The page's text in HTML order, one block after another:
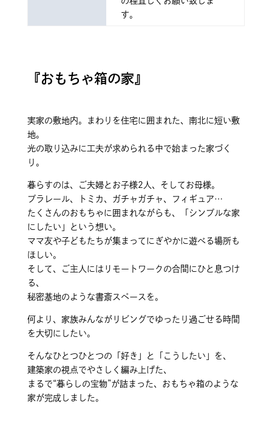
す。
『おもちゃ箱の家』
実家の敷地内。まわりを住宅に囲まれた、南北に短い敷
地。
光の取り込みに工夫が求められる中で始まった家づく
り。
暮らすのは、ご夫婦とお子様2人、そしてお母様。
プラレール、トミカ、ガチャガチャ、フィギュア…
たくさんのおもちゃに囲まれながらも、「シンプルな家
にしたい」という想い。
ママ友や子どもたちが集まってにぎやかに遊べる場所も
ほしい。
そして、ご主人にはリモートワークの合間にひと息つけ
る、
秘密基地のような書斎スペースを。
何より、家族みんながリビングでゆったり過ごせる時間
を大切にしたい。
そんなひとつひとつの「好き」と「こうしたい」を、
建築家の視点でやさしく編み上げた、
まるで“暮らしの宝物”が詰まった、おもちゃ箱のような
家が完成しました。